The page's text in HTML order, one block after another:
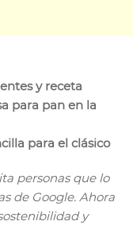
y receta
para pan en la
para el clásico
personas que lo
de Google. Ahora
y